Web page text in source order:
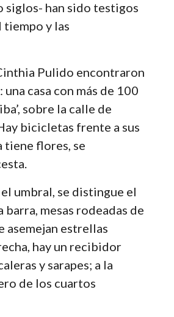
siglos- han sido testigos
y las
Pulido encontraron
casa con más de 100
sobre la calle de
bicicletas frente a sus
tiene flores, se
umbral, se distingue el
mesas rodeadas de
asemejan estrellas
hay un recibidor
y sarapes; a la
de los cuartos